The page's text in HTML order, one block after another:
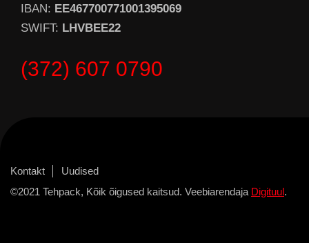
IBAN: EE467700771001395069
SWIFT: LHVBEE22
(372) 607 0790
Kontakt
Uudised
©2021 Tehpack, Kõik õigused kaitsud. Veebiarendaja Digituul.